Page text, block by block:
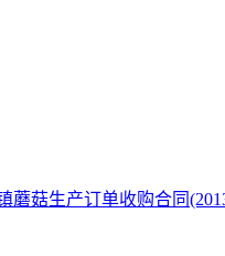
蘑菇生产订单收购合同